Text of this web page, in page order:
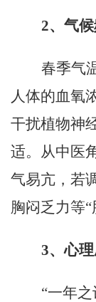
2、 气
春季气
人体的血氧
干扰植物神
适。从中医
气易亢，若
胸闷乏力等
3、心
“一年